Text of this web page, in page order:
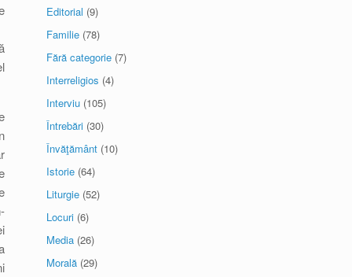
Editorial (9)
Familie (78)
Fără categorie (7)
Interreligios (4)
Interviu (105)
Întrebări (30)
Învăţământ (10)
Istorie (64)
Liturgie (52)
Locuri (6)
Media (26)
Morală (29)